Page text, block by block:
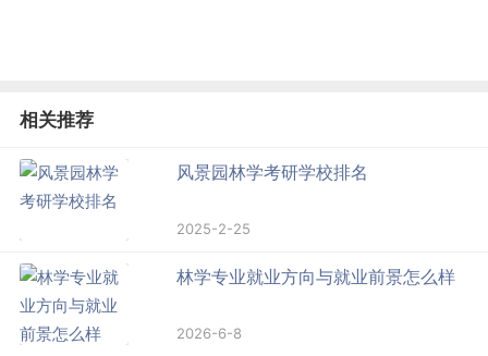
相关推荐
风景园林学考研学校排名
2025-2-25
林学专业就业方向与就业前景怎么样
2026-6-8